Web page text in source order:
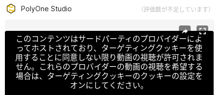
PolyOne Studio （評価数が不足しています）
このコンテンツはサードパーティのプロバイダーによ
ってホストされており、ターゲティングクッキーを使
用することに同意しない限り動画の視聴が許可されま
せん。これらのプロバイダーの動画の視聴を希望する
場合は、ターゲティングクッキーのクッキーの設定を
オンにしてください。